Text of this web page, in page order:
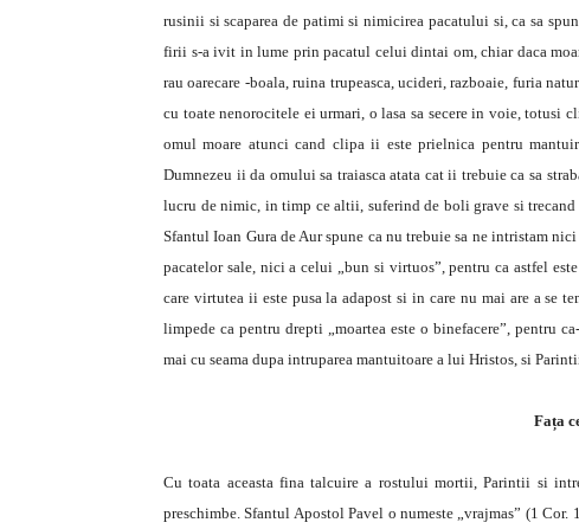
rusinii si scaparea de patimi si nimicirea pacatului si, ca sa
firii s-a ivit in lume prin pacatul celui dintai om, chiar daca
rau oarecare -boala, ruina trupeasca, ucideri, razboaie, furia
cu toate nenorocitele ei urmari, o lasa sa secere in voie, totusi
omul moare atunci cand clipa ii este prielnica pentru
Dumnezeu ii da omului sa traiasca atata cat ii trebuie ca sa
lucru de nimic, in timp ce altii, suferind de boli grave si
Sfantul Ioan Gura de Aur spune ca nu trebuie sa ne intristam
pacatelor sale, nici a celui „bun si virtuos”, pentru ca astfel
care virtutea ii este pusa la adapost si in care nu mai are a
limpede ca pentru drepti „moartea este o binefacere”, pentru
mai cu seama dupa intruparea mantuitoare a lui Hristos, si
Fața
Cu toata aceasta fina talcuire a rostului mortii, Parintii si
preschimbe. Sfantul Apostol Pavel o numeste „vrajmas” (1